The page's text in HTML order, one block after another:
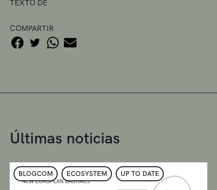
TEXTO DE
COMPARTIR
Últimas noticias
BLOGCOM ECOSYSTEM UP TO DATE